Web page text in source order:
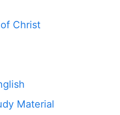
Christ
Material